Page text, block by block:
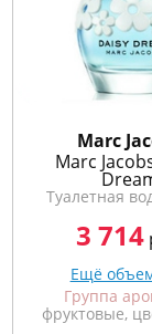
Marс
Marc
Туалетная
3 714
Ещё
Группа
фруктовые,